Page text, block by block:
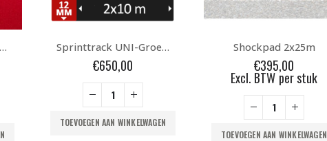
Sprinttrack UNI-Groen 2x10m Shockpad 2x25m
€395,00
Excl. BTW per stuk
€1 895,00
Excl. BTW per stuk
TOEVOEGEN AAN WINKELWAGEN